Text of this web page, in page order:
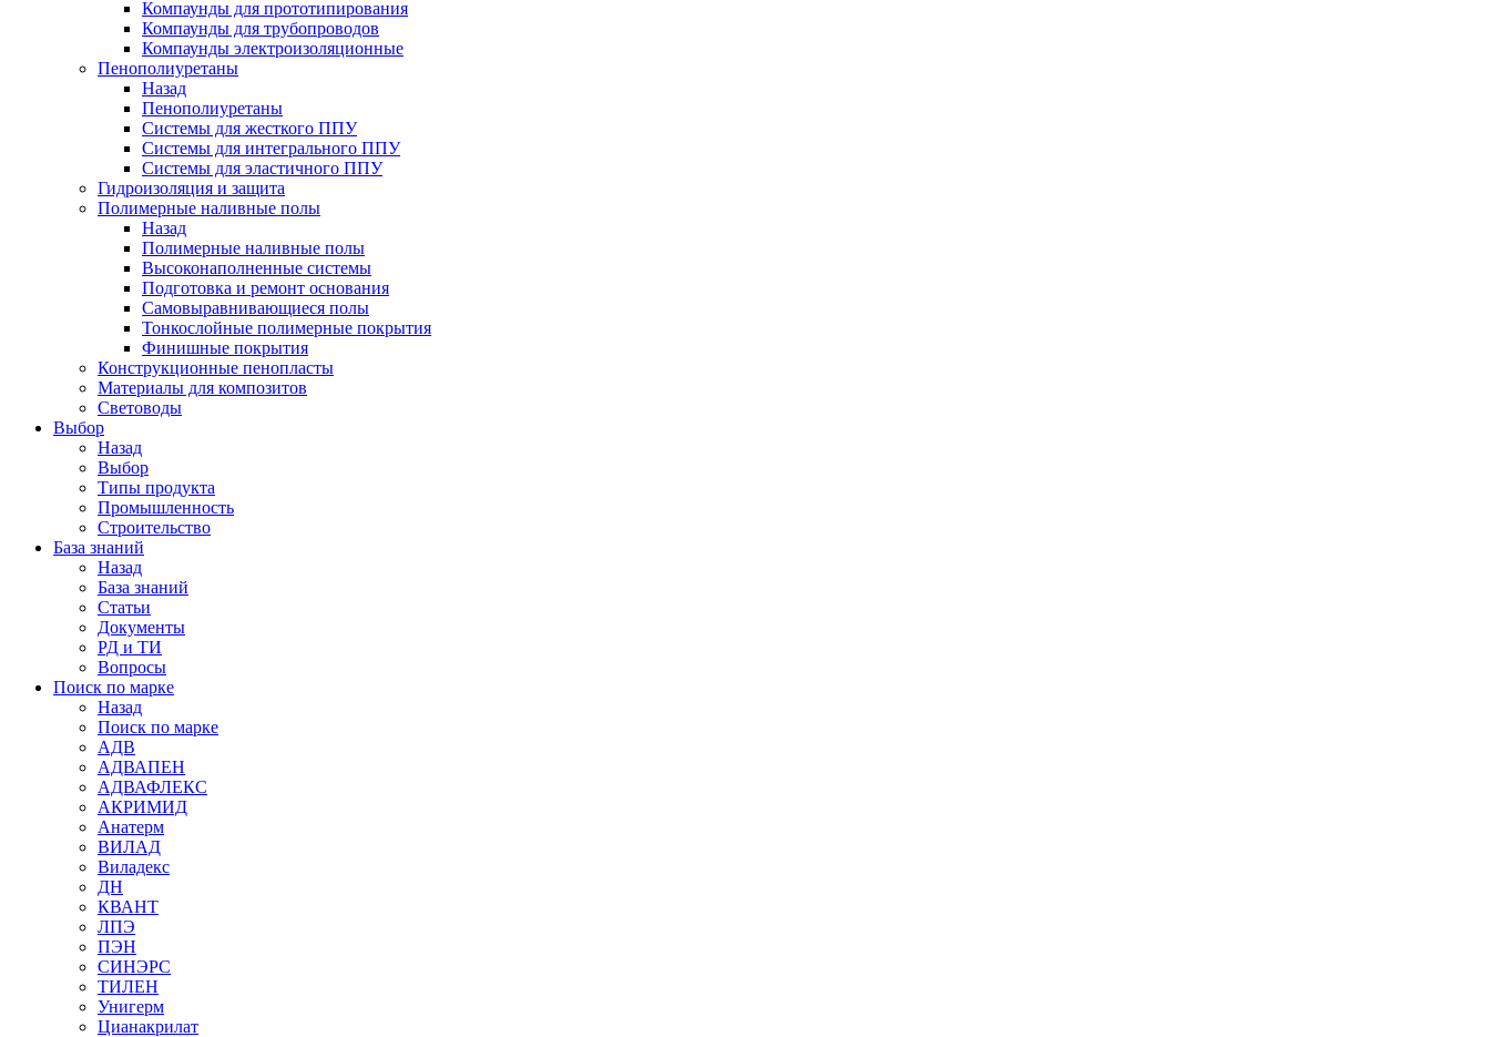
Компаунды для прототипирования
Компаунды для трубопроводов
Компаунды электроизоляционные
Пенополиуретаны
Назад
Пенополиуретаны
Системы для жесткого ППУ
Системы для интегрального ППУ
Системы для эластичного ППУ
Гидроизоляция и защита
Полимерные наливные полы
Назад
Полимерные наливные полы
Высоконаполненные системы
Подготовка и ремонт основания
Самовыравнивающиеся полы
Тонкослойные полимерные покрытия
Финишные покрытия
Конструкционные пенопласты
Материалы для композитов
Световоды
Выбор
Назад
Выбор
Типы продукта
Промышленность
Строительство
База знаний
Назад
База знаний
Статьи
Документы
РД и ТИ
Вопросы
Поиск по марке
Назад
Поиск по марке
АДВ
АДВАПЕН
АДВАФЛЕКС
АКРИМИД
Анатерм
ВИЛАД
Виладекс
ДН
КВАНТ
ЛПЭ
ПЭН
СИНЭРС
ТИЛЕН
Унигерм
Цианакрилат